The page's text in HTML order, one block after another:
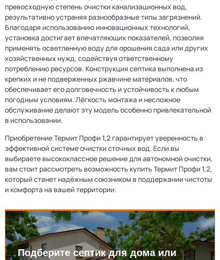
превосходную степень очистки канализационных вод,
результативно устраняя разнообразные типы загрязнений.
Благодаря использованию инновационных технологий,
установка достигает впечатляющих показателей, позволяя
применять осветленную воду для орошения сада или других
хозяйственных нужд, содействуя ответственному
потреблению ресурсов. Конструкция септика выполнена из
крепких и не подверженных ржавчине материалов, что
обеспечивает его долговечность и устойчивость к любым
погодным условиям. Лёгкость монтажа и несложное
обслуживание делают эту модель особенно привлекательной
в использовании.
Приобретение Термит Профи 1,2 гарантирует уверенность в
эффективной системе очистки сточных вод. Если вы
выбираете высококлассное решение для автономной очистки,
вам стоит рассмотреть возможность купить Термит Профи 1,2,
который станет надёжным союзником в поддержании чистоты
и комфорта на вашей территории.
Подберите септик для дома или